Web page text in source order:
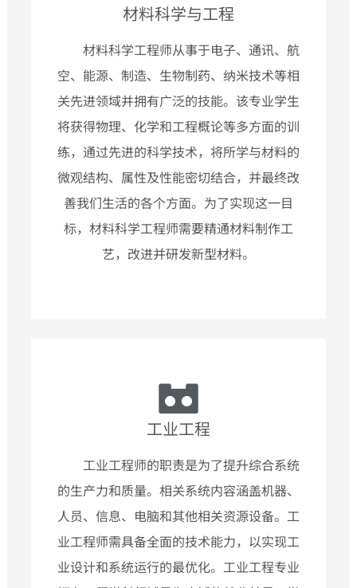
材料科学与工程​
材料科学工程师从事于电子、通讯、航
空、能源、制造、生物制药、纳米技术等相
关先进领域并拥有广泛的技能。该专业学生
将获得物理、化学和工程概论等多方面的训
练，通过先进的科学技术，将所学与材料的
微观结构、属性及性能密切结合，并最终改
善我们生活的各个方面。为了实现这一目
标，材料科学工程师需要精通材料制作工
艺，改进并研发新型材料。​
工业工程
工业工程师的职责是为了提升综合系统
的生产力和质量。相关系统内容涵盖机器、
人员、信息、电脑和其他相关资源设备。工
业工程师需具备全面的技术能力，以实现工
业设计和系统运行的最优化。工业工程专业